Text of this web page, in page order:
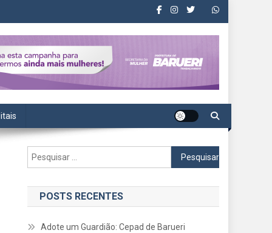
Pesquisar
por:
POSTS RECENTES
Adote um Guardião: Cepad de Barueri